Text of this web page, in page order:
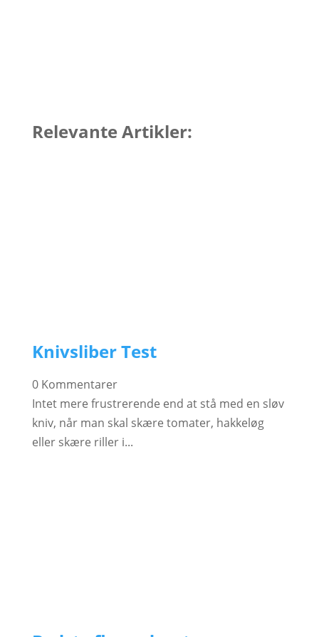
Relevante Artikler:
Knivsliber Test
0 Kommentarer
Intet mere frustrerende end at stå med en sløv
kniv, når man skal skære tomater, hakkeløg
eller skære riller i...